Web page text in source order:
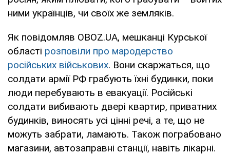
ними українців, чи своїх же земляків.
Як повідомляв OBOZ.UA, мешканці Курської
області розповіли про мародерство
російських військових. Вони скаржаться, що
солдати армії РФ грабують їхні будинки, поки
люди перебувають в евакуації. Російські
солдати вибивають двері квартир, приватних
будинків, виносять усі цінні речі, а те, що не
можуть забрати, ламають. Також пограбовано
магазини, автозаправні станції, навіть лікарні.